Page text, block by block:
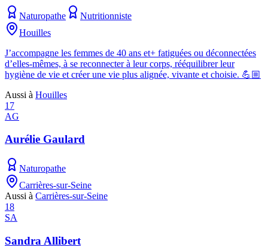
Naturopathe
Nutritionniste
Houilles
J’accompagne les femmes de 40 ans et+ fatiguées ou déconnectées
d’elles-mêmes, à se reconnecter à leur corps, rééquilibrer leur
hygiène de vie et créer une vie plus alignée, vivante et choisie. 💪🏼
Aussi à Houilles
17
AG
Aurélie Gaulard
Naturopathe
Carrières-sur-Seine
Aussi à Carrières-sur-Seine
18
SA
Sandra Allibert